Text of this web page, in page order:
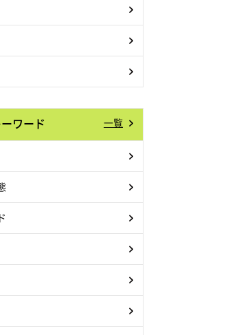
ワード 一覧